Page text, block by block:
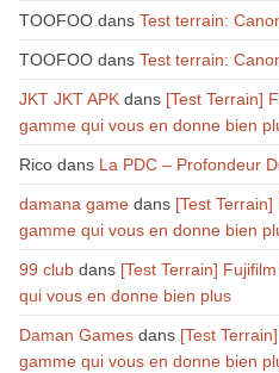
TOOFOOdans Test terrain:
TOOFOOdans Test terrain:
JKT JKT APKdans [Test Terrain]
gamme qui vous en donne bien
Ricodans La PDC – Profondeur
damana gamedans [Test
gamme qui vous en donne bien
99 clubdans [Test Terrain]
qui vous en donne bien plus
Daman Gamesdans [Test
gamme qui vous en donne bien